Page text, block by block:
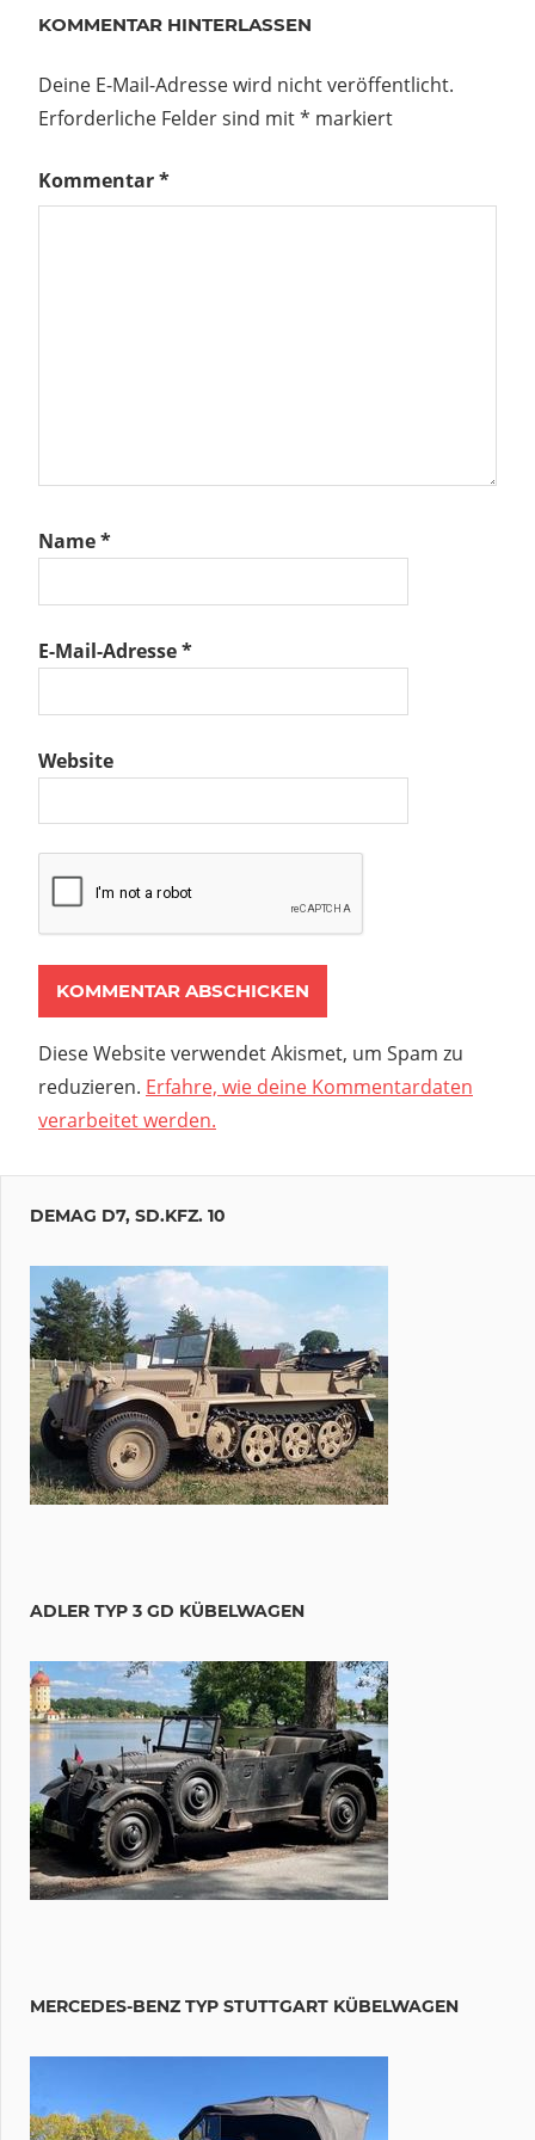
KOMMENTAR HINTERLASSEN
Deine E-Mail-Adresse wird nicht veröffentlicht.
Erforderliche Felder sind mit* markiert
Kommentar*
Name*
E-Mail-Adresse*
Website
Diese Website verwendet Akismet, um Spam zu
reduzieren. Erfahre, wie deine Kommentardaten
verarbeitet werden.
DEMAG D7, SD.KFZ. 10
ADLER TYP 3 GD KÜBELWAGEN
MERCEDES-BENZ TYP STUTTGART KÜBELWAGEN